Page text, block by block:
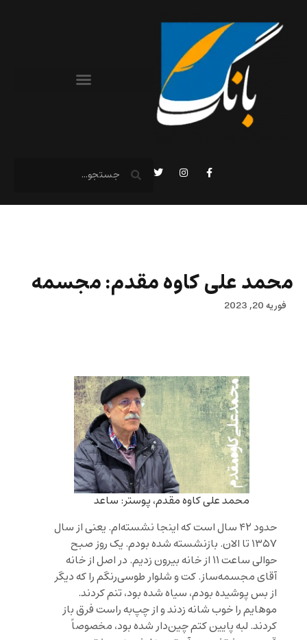
محمد علی کاوه مقدم: مجسمه
فوریه 20, 2023
محمد علی کاوه مقدم، پوستر: ساعد
حدود ۴۲ سال است که اینجا نشسته‌ام. یعنی از سال
۱۳۵۷ تا الان. بازنشسته شده بودم. یک روز صبح
حوالی ساعت ۱۱ از خانه بیرون زدیم. در اصل از خانه
آقای مجسمه‌ساز. کت و شلوار طوسی‌رنگم را که دیگر
از بس پوشیده بودم، سیاه شده بود، تنم کردند.
موهایم را خوب شانه زدند و از چپ‌به راست فرق باز
کردند. لبه پایین کتم چین‌دار شده بود، مخصوصاً